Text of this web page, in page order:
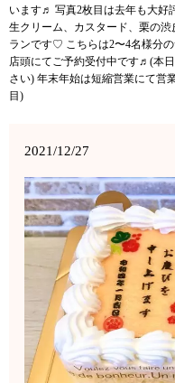
います♬ 写真2枚目は去年も大好
生クリーム、カスタード、栗の
ランです♡ こちらは2〜4名様分
店頭にてご予約受付中です♬(本
さい) 年末年始は短縮営業にて営
目)
2021/12/27